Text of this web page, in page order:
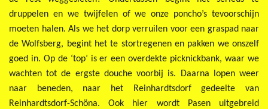
druppelen en we twijfelen of we onze poncho’s tevoorschijn
moeten halen. Als we het dorp verruilen voor een graspad naar
de Wolfsberg, begint het te stortregenen en pakken we onszelf
goed in. Op de ‘top’ is er een overdekte picknickbank, waar we
wachten tot de ergste douche voorbij is. Daarna lopen weer
naar beneden, naar het Reinhardtsdorf gedeelte van
Reinhardtsdorf-Schöna. Ook hier wordt Pasen uitgebreid